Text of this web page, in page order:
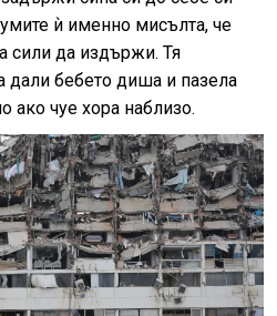
ѝ именно мисълта, че
сили да издържи. Тя
дали бебето диша и пазела
ако чуе хора наблизо.